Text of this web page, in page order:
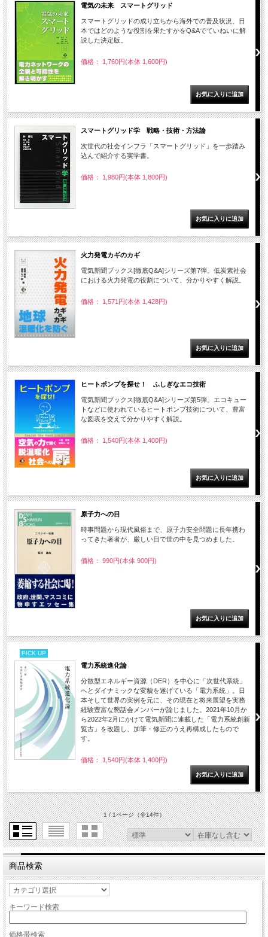
電気の未来 スマートグリッド
スマートグリッドの成り立ちから海外での普及状況、日
本ではどのような役割を果たすかをQ&Aでていねいに解
説した決定版。
価格： 1,760円(本体 1,600円)
スマートグリッド学 戦略・技術・方法論
次世代の社会インフラ「スマートグリッド」を一歩踏み
込んで紹介する実学書。
価格： 1,980円(本体 1,800円)
火力発電カギのカギ
電気新聞ブックス[徹底Q&A]シリーズ第7弾。低炭素社会
における火力発電の役割について、分かりやすく解説。
価格： 1,571円(本体 1,428円)
ヒートポンプを探せ！ ふしぎなエコ技術
電気新聞ブックス[徹底Q&A]シリーズ第5弾。エコキュー
トなどに使われているヒートポンプ技術について、豊富
な図表を交えて分かりやすく解説。
価格： 1,540円(本体 1,400円)
原子力への目
時事問題から現代風俗まで、原子力安全問題に長年携わ
ってきた著者が、厳しい目で世の中を見つめました。
価格： 990円(本体 900円)
PICK UP
電力系統進化論
分散型エネルギー資源（DER）を中心に「次世代系統」
へとダイナミックな変貌を遂げている「電力系統」。日
本そして世界の実例を元に、その現在と将来展望を実務
経験豊富な懇話会メンバーが論じました。2021年10月か
ら2022年2月にかけて電気新聞に連載した「電力系統創新
覧古」を改題し、加筆・修正のうえ再構成したもので
す。
価格： 1,540円(本体 1,400円)
1 / 1ページ（全14件）
商品検索
キーワード検索
価格帯検索